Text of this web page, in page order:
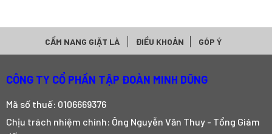
CẨM NANG GIẶT LÀ ĐIỀU KHOẢN GÓP Ý
CÔNG TY CỔ PHẦN TẬP ĐOÀN MINH DŨNG
Mã số thuế: 0106669376
Chịu trách nhiệm chính: Ông Nguyễn Văn Thuy - Tổng Giám